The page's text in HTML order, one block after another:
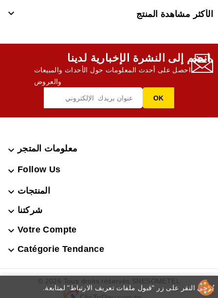
الأكثر مشاهدة المنتج 
انضم إلى النشرة الإخبارية لدينا,
احصل على أحدث المعلومات حول الأحداث والمبيعات
والعروض
معلومات المتجر 
Follow Us

المنتجات 
شركتنا 
Votre Compte

Catégorie Tendance

© 2026 Tous droits réservés SNESOMETEL